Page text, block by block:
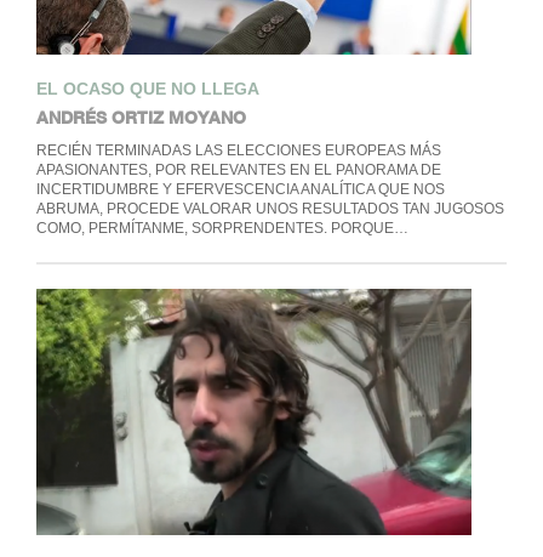
EL OCASO QUE NO LLEGA
ANDRÉS ORTIZ MOYANO
RECIÉN TERMINADAS LAS ELECCIONES EUROPEAS MÁS
APASIONANTES, POR RELEVANTES EN EL PANORAMA DE
INCERTIDUMBRE Y EFERVESCENCIA ANALÍTICA QUE NOS
ABRUMA, PROCEDE VALORAR UNOS RESULTADOS TAN JUGOSOS
COMO, PERMÍTANME, SORPRENDENTES. PORQUE…